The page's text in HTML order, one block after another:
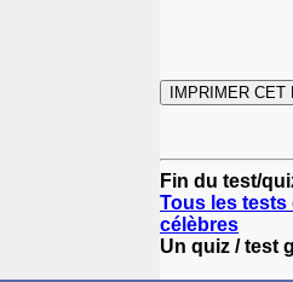
Fin du test/
Tous les tests
célèbres
Un quiz / test